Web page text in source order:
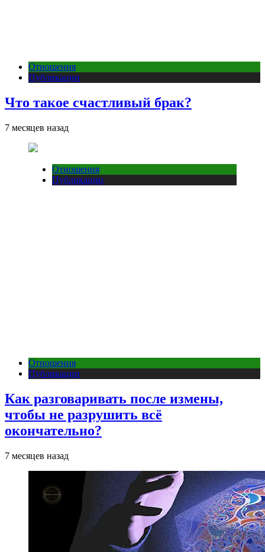
Отношения
Публикации
Что такое счастливый брак?
7 месяцев назад
Отношения
Публикации
Отношения
Публикации
Как разговаривать после измены,
чтобы не разрушить всё
окончательно?
7 месяцев назад